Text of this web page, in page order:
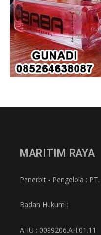
MARITIM RAYA
Penerbit - Pengelola :
Badan Hukum :
AHU : 0099206.AH.01.11